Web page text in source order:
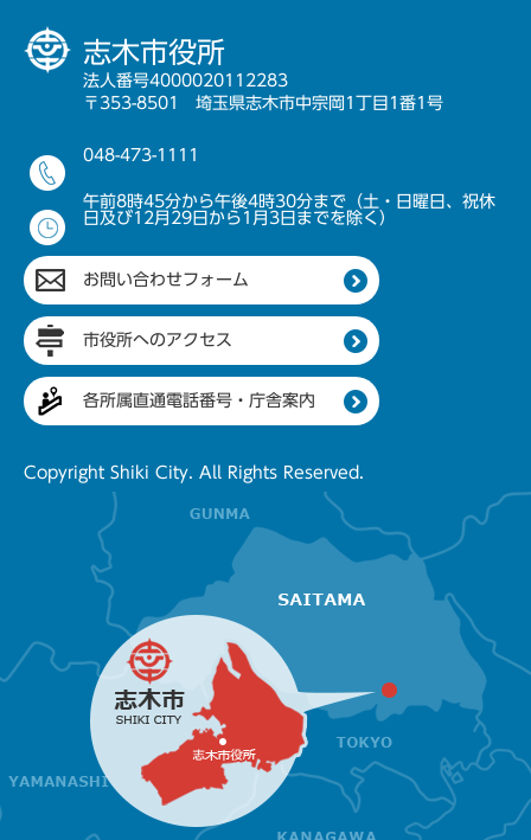
志木市役所
法人番号4000020112283
〒353-8501 埼玉県志木市中宗岡1丁目1番1号
048-473-1111
午前8時45分から午後4時30分まで（土・日曜日、祝休
日及び12月29日から1月3日までを除く）
お問い合わせフォーム
市役所へのアクセス
各所属直通電話番号・庁舎案内
Copyright Shiki City. All Rights Reserved.